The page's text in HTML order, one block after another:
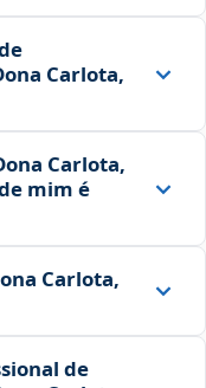
Carlota,
Carlota,
mim é
Carlota,
de